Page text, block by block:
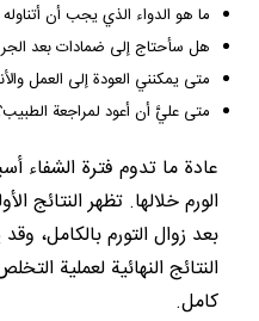
ما هو الدواء الذي يجب أن
هل سأحتاج إلى ضمادات بعد
متى يمكنني العودة إلى العمل
متى عليَّ أن أعود لمراجعة
عادة ما تدوم فترة الشفاء
الورم خلالها. تظهر النتائج
بعد زوال التورم بالكامل،
النتائج النهائية لعملية
كامل.